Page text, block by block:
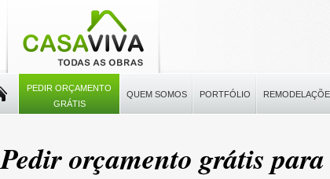
PEDIR ORÇAMENTO
GRÁTIS
QUEM SOMOS PORTFÓLIO
Pedir orçamento grátis